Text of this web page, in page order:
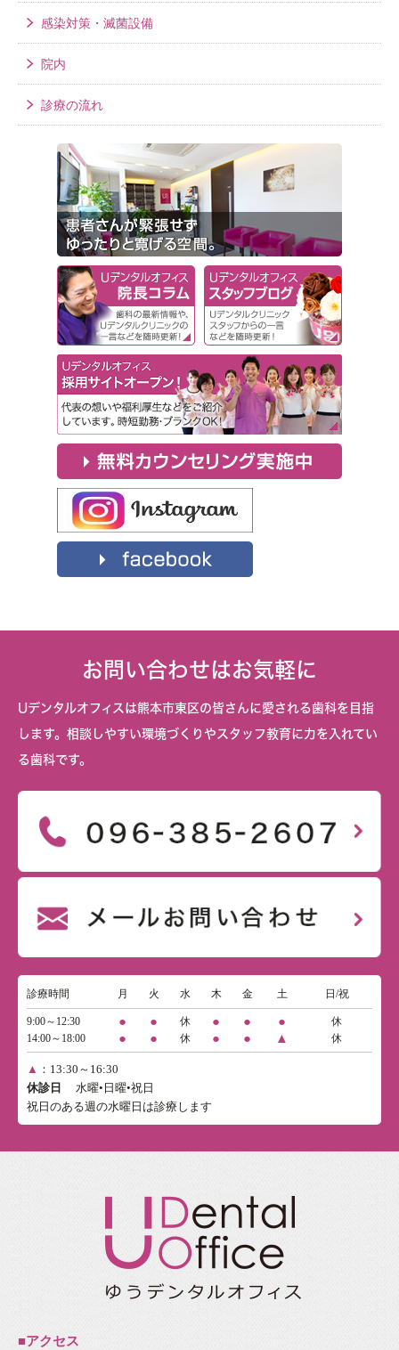
感染対策・滅菌設備
院内
診療の流れ
お問い合わせはお気軽に
Uデンタルオフィスは熊本市東区の皆さんに愛される歯科を目指
します。相談しやすい環境づくりやスタッフ教育に力を入れてい
る歯科です。
診療時間 月 火 水 木 金 土 日/祝
9:00～12:30 ● ● 休 ● ● ●
休
14:00～18:00
● ● 休 ● ● ▲ 休
▲ ：13:30～16:30
休診日
水曜•日曜•祝日
祝日のある週の水曜日は診療します
■アクセス